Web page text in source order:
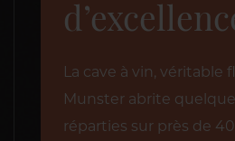
La cave à vin, véritable
Munster abrite
réparties sur près de